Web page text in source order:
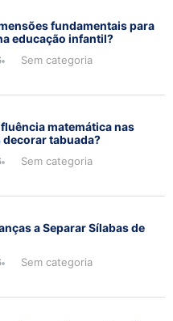
fundamentais para
educação infantil?
Sem categoria
matemática nas
decorar tabuada?
Sem categoria
a Separar Sílabas de
Sem categoria